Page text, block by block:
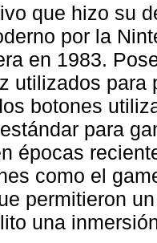
que hizo su
por la
en 1983.
utilizados para
botones
para
épocas
como el
permitieron
una